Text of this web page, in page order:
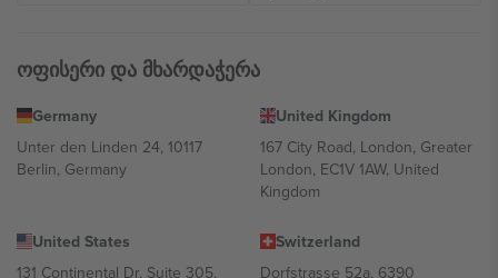
ოფისერი და მხარდაჭერა
Germany
Unter den Linden 24, 10117
Berlin, Germany
United Kingdom
167 City Road, London, Greater
London, EC1V 1AW, United
Kingdom
United States
131 Continental Dr, Suite 305,
Switzerland
Dorfstrasse 52a, 6390